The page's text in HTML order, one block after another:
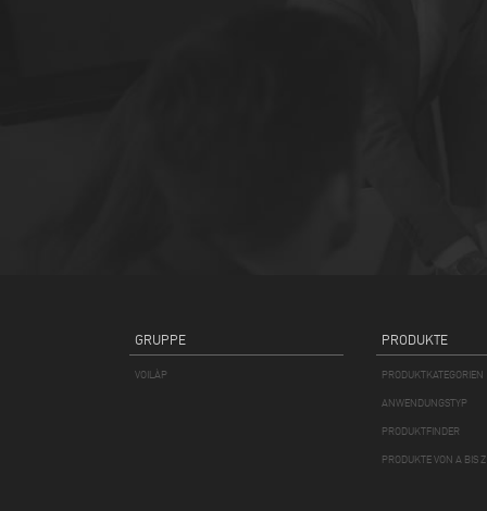
GRUPPE
VOILÀP
PRODUKTE
PRODUKTKATEGORIEN
ANWENDUNGSTYP
PRODUKTFINDER
PRODUKTE VON A BIS Z